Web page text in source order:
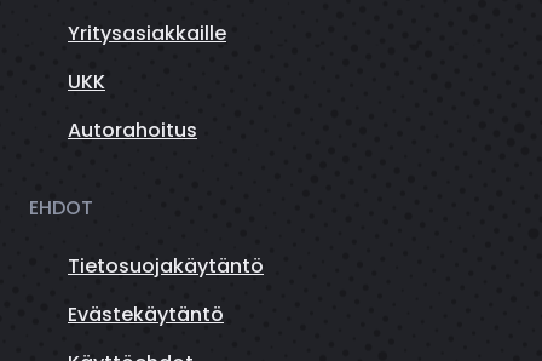
Yritysasiakkaille
UKK
Autorahoitus
EHDOT
Tietosuojakäytäntö
Evästekäytäntö